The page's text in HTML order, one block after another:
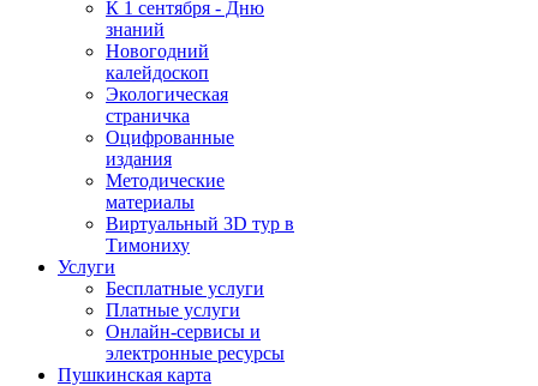
К 1 сентября - Дню
знаний
Новогодний
калейдоскоп
Экологическая
страничка
Оцифрованные
издания
Методические
материалы
Виртуальный 3D тур в
Тимониху
Услуги
Бесплатные услуги
Платные услуги
Онлайн-сервисы и
электронные ресурсы
Пушкинская карта